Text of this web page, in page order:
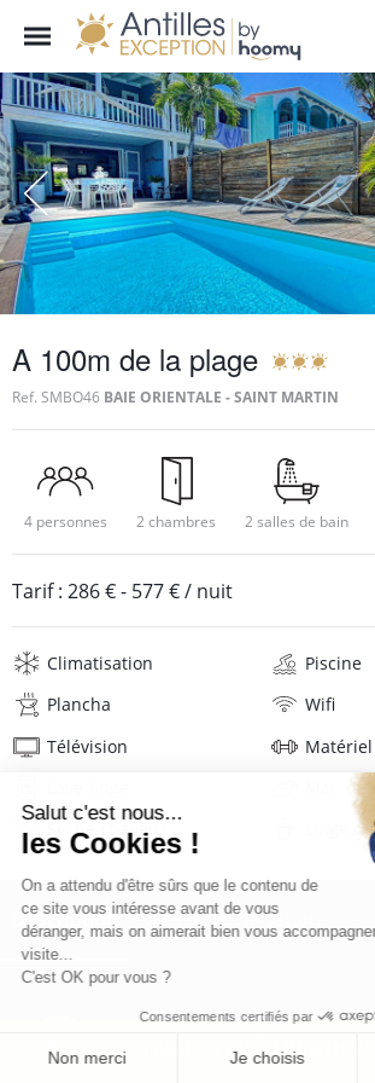
A 100m de la plage
Ref. SMBO46 BAIE ORIENTALE - SAINT MARTIN
4 personnes 2 chambres 2 salles de bain
Tarif : 286 €- 577 €/ nuit
Climatisation
Piscine
Plancha
Wifi
Télévision
Mat. de
Sèche-cheveux
Linge
TARIFS ET RÉSERVATION
Description Avis Localisation
Situation de la villa